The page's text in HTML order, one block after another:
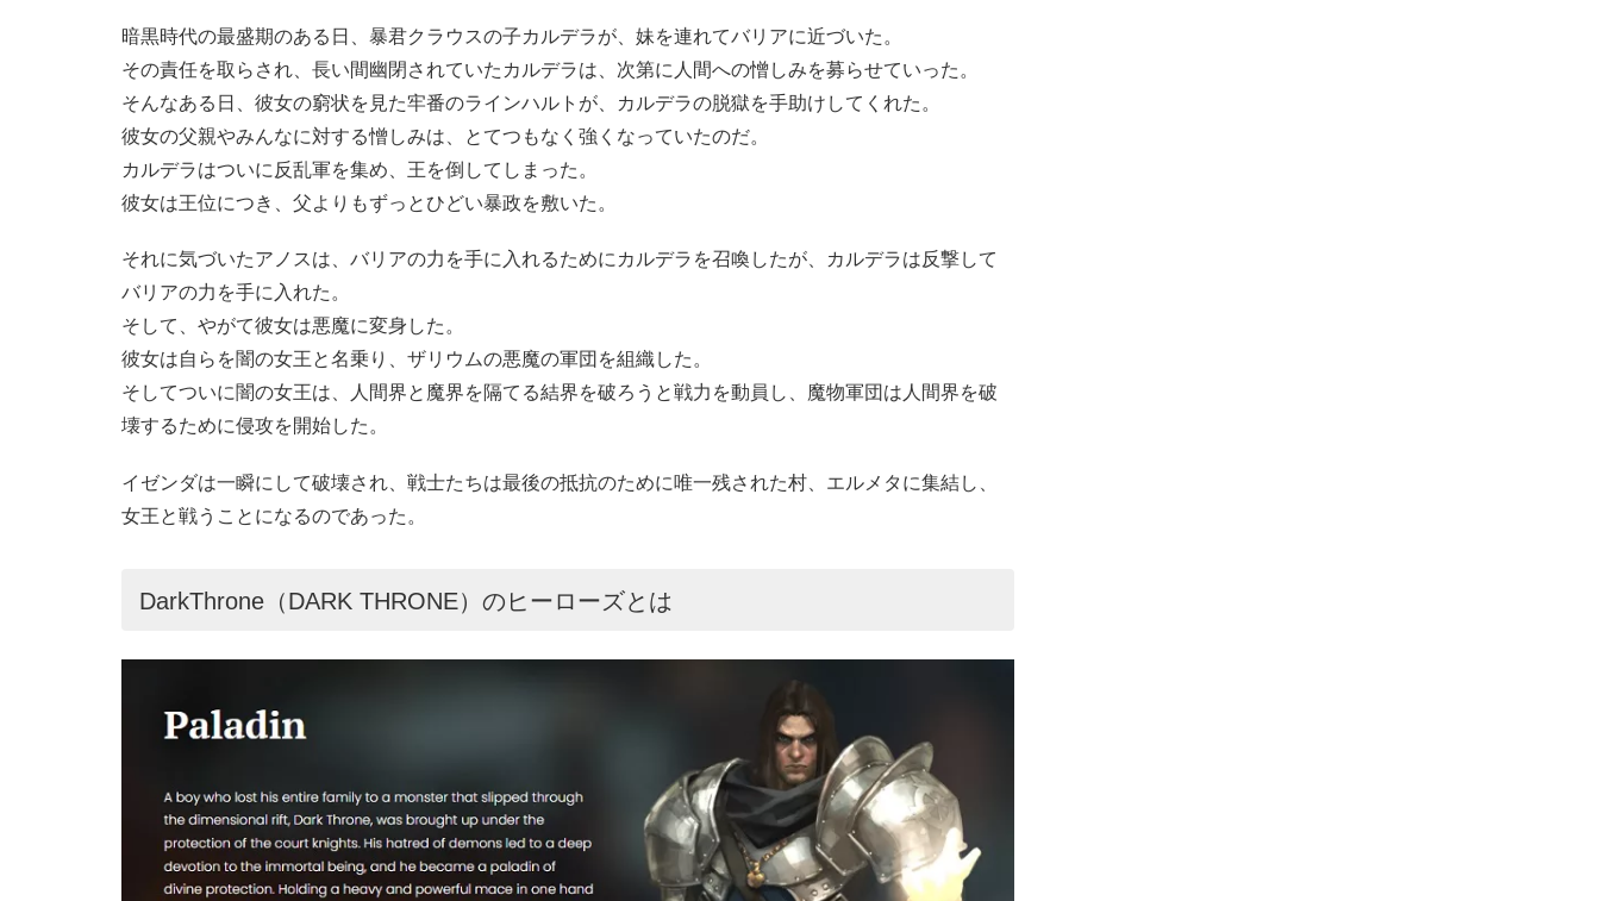
暗黒時代の最盛期のある日、暴君クラウスの子カルデラが、妹を連れてバリアに近づいた。
その責任を取らされ、長い間幽閉されていたカルデラは、次第に人間への憎しみを募らせていった。
そんなある日、彼女の窮状を見た牢番のラインハルトが、カルデラの脱獄を手助けしてくれた。
彼女の父親やみんなに対する憎しみは、とてつもなく強くなっていたのだ。
カルデラはついに反乱軍を集め、王を倒してしまった。
彼女は王位につき、父よりもずっとひどい暴政を敷いた。
それに気づいたアノスは、バリアの力を手に入れるためにカルデラを召喚したが、カルデラは反撃して
バリアの力を手に入れた。
そして、やがて彼女は悪魔に変身した。
彼女は自らを闇の女王と名乗り、ザリウムの悪魔の軍団を組織した。
そしてついに闇の女王は、人間界と魔界を隔てる結界を破ろうと戦力を動員し、魔物軍団は人間界を破
壊するために侵攻を開始した。
イゼンダは一瞬にして破壊され、戦士たちは最後の抵抗のために唯一残された村、エルメタに集結し、
女王と戦うことになるのであった。
DarkThrone（DARK THRONE）のヒーローズとは